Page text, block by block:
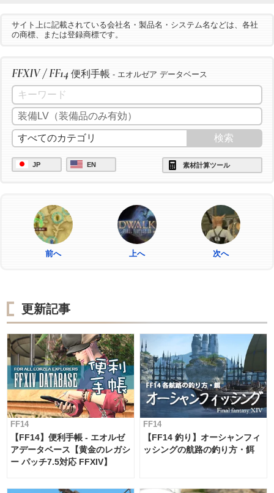
サイト上に記載されている会社名・製品名・システム名などは、各社
の商標、または登録商標です。
FFXIV / FF14 便利手帳 - エオルゼア データベース
JP EN 素材計算ツール
前へ 上へ 次へ
更新記事
FF14
【FF14】便利手帳 - エオルゼ
アデータベース【黄金のレガシ
ー パッチ7.5対応 FFXIV】
FF14
【FF14 釣り】オーシャンフィ
ッシングの航路の釣り方・餌